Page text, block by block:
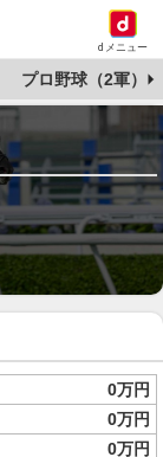
dメニュー
プロ野球（2軍）
0万円
0万円
0万円